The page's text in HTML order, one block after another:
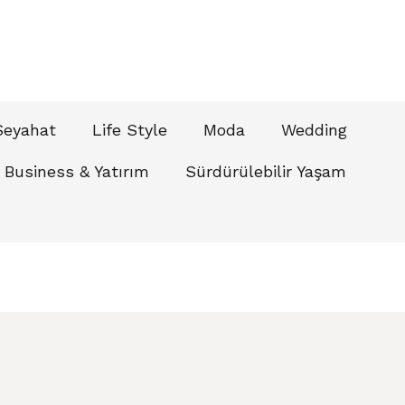
Life Style Moda Wedding
Business & Yatırım Sürdürülebilir Yaşam